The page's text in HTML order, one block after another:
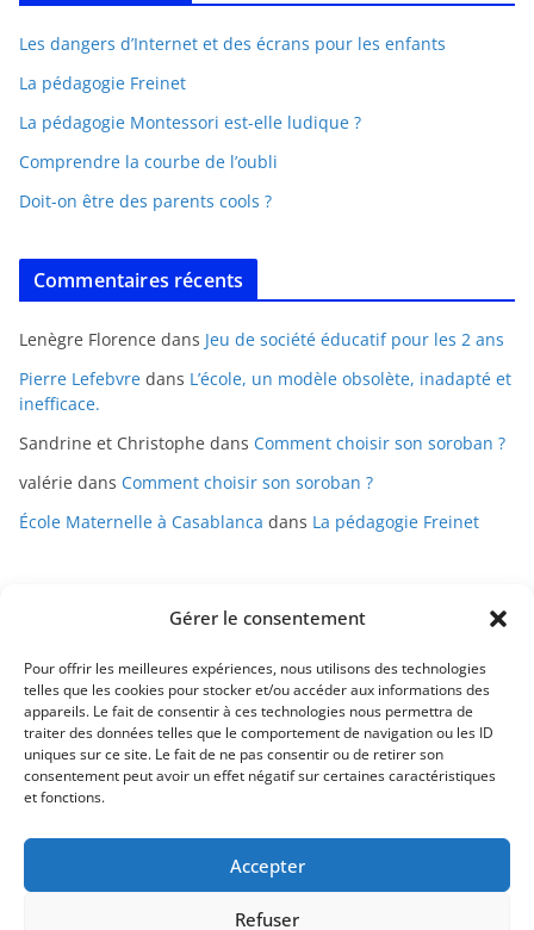
Gérer le consentement
Pour offrir les meilleures expériences, nous utilisons des technologies
telles que les cookies pour stocker et/ou accéder aux informations des
appareils. Le fait de consentir à ces technologies nous permettra de
traiter des données telles que le comportement de navigation ou les ID
uniques sur ce site. Le fait de ne pas consentir ou de retirer son
consentement peut avoir un effet négatif sur certaines caractéristiques
et fonctions.
Accepter
Refuser
Les dangers d’Internet et des écrans pour les enfants
La pédagogie Freinet
La pédagogie Montessori est-elle ludique ?
Comprendre la courbe de l’oubli
Doit-on être des parents cools ?
Commentaires récents
Lenègre Florence dans Jeu de société éducatif pour les 2 ans
Pierre Lefebvre dans L’école, un modèle obsolète, inadapté et
inefficace.
Sandrine et Christophe dans Comment choisir son soroban ?
valérie dans Comment choisir son soroban ?
École Maternelle à Casablanca dans La pédagogie Freinet
Mentions légales
Conditions générales de vente